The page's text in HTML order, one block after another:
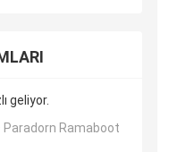
geliyor.
Ramaboot